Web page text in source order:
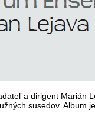
a dirigent Marián
susedov. Album